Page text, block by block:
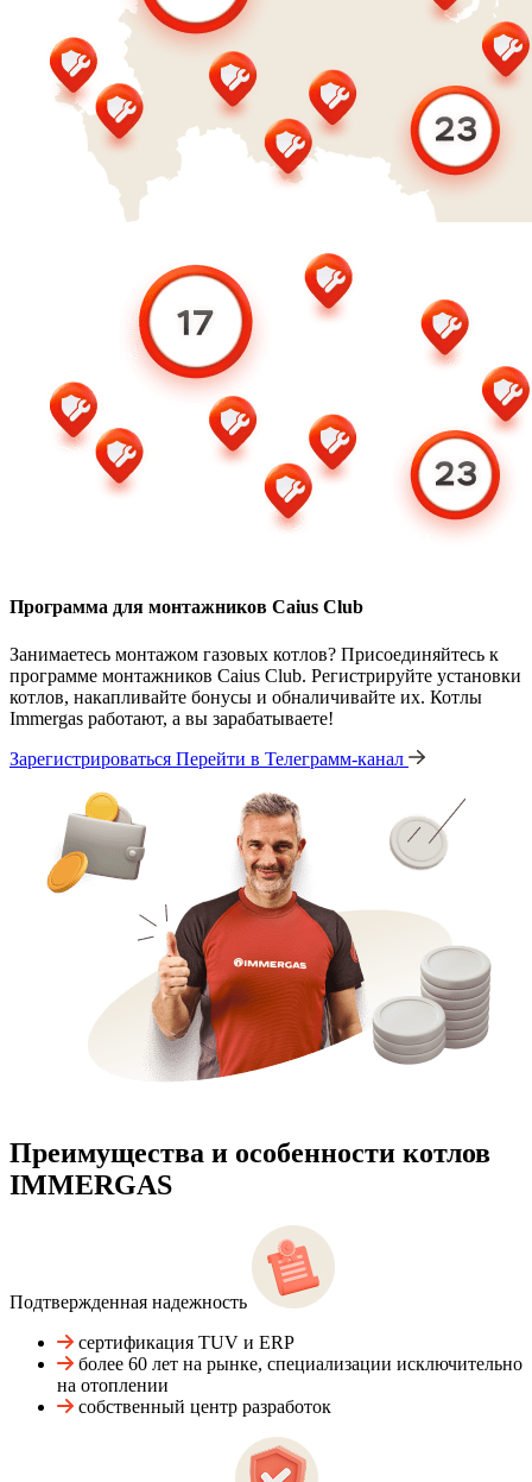
Программа для монтажников Caius Club
Занимаетесь монтажом газовых котлов? Присоединяйтесь к
программе монтажников Caius Club. Регистрируйте установки
котлов, накапливайте бонусы и обналичивайте их. Котлы
Immergas работают, а вы зарабатываете!
Зарегистрироваться Перейти в Телеграмм-канал
Преимущества и особенности котлов
IMMERGAS
Подтвержденная надежность
сертификация TUV и ERP
более 60 лет на рынке, специализации исключительно
на отоплении
собственный центр разработок